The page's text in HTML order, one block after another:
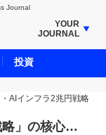
Journal
YOUR
JOURNAL
AIインフラ2兆円戦略
略」の核心…
投資